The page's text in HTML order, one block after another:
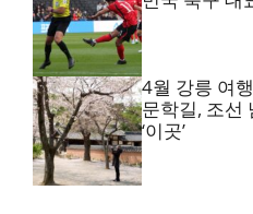
4월 강릉 여
문학길, 조선
‘이곳’